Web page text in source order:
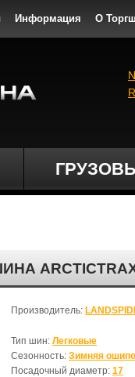
Информация О
Производитель:
Тип шин: Легковые
Сезонность: Зимняя
Посадочный диаметр: 17